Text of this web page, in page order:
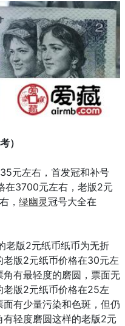
）
元左右，首发冠和补号
在3700元左右，老版2元
， 绿幽灵冠号大全在
老版2元纸币纸币为无折
版2元纸币价格在30元左
有最轻度的磨圆，票面无
老版2元纸币价格在25左
有少量污染和色斑，但仍
轻度磨圆这样的老版2元